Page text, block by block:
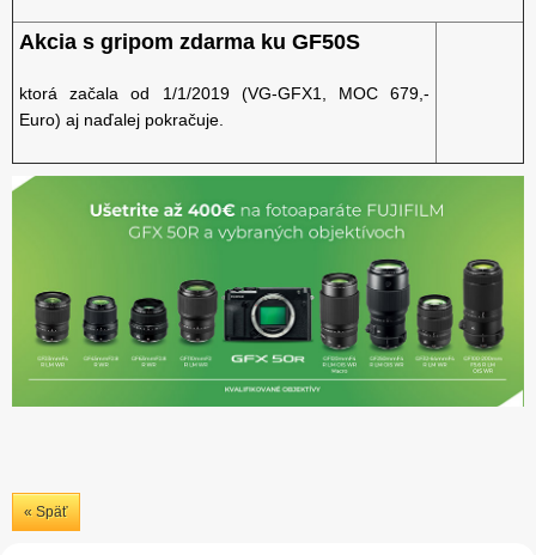
Akcia s gripom zdarma ku GF50S
ktorá začala od 1/1/2019 (VG-GFX1, MOC 679,-
Euro) aj naďalej pokračuje.
« Späť